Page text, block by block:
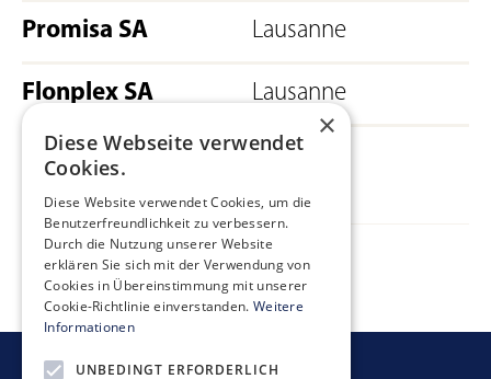
Promisa SA Lausanne
Flonplex SA Lausanne
Parking du
Centre-Flon SA
Lausanne
×
Diese Webseite verwendet
Cookies.
Diese Website verwendet Cookies, um die
Benutzerfreundlichkeit zu verbessern.
Durch die Nutzung unserer Website
erklären Sie sich mit der Verwendung von
Cookies in Übereinstimmung mit unserer
Cookie-Richtlinie einverstanden. Weitere
Informationen
UNBEDINGT ERFORDERLICH